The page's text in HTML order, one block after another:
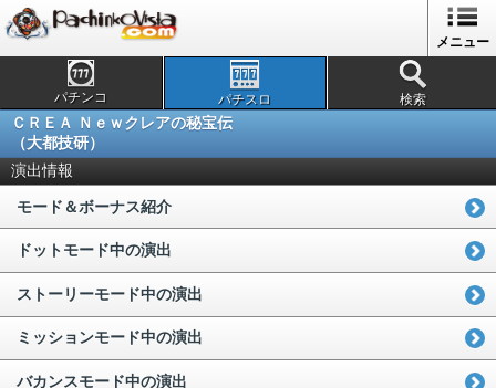
メニュー
パチンコ パチスロ 検索
ＣＲＥＡ Ｎｅｗクレアの秘宝伝
（大都技研）
演出情報
モード＆ボーナス紹介
ドットモード中の演出
ストーリーモード中の演出
ミッションモード中の演出
バカンスモード中の演出